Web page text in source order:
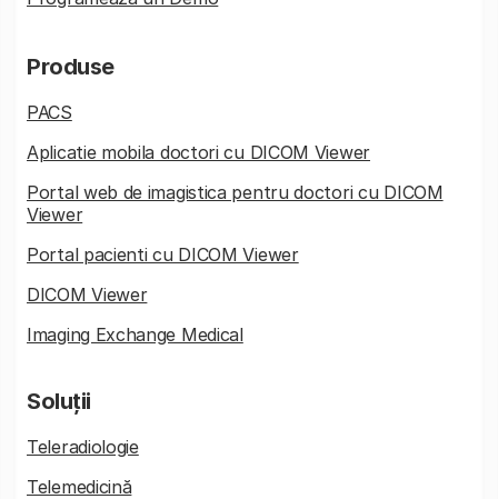
Produse
PACS
Aplicatie mobila doctori cu DICOM Viewer
Portal web de imagistica pentru doctori cu DICOM
Viewer
Portal pacienti cu DICOM Viewer
DICOM Viewer
Imaging Exchange Medical
Soluții
Teleradiologie
Telemedicină